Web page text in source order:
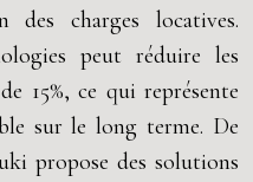
charges locatives.
peut réduire les
15%, ce qui représente
sur le long terme. De
propose des solutions